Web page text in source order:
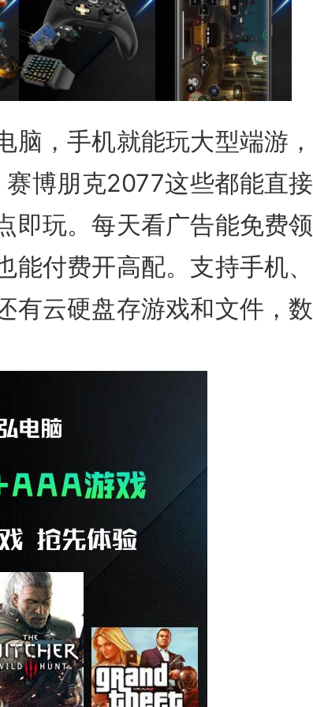
脑，手机就能玩大型端游，
博朋克2077这些都能直接
即玩。每天看广告能免费领
付费开高配。支持手机、
有云硬盘存游戏和文件，数